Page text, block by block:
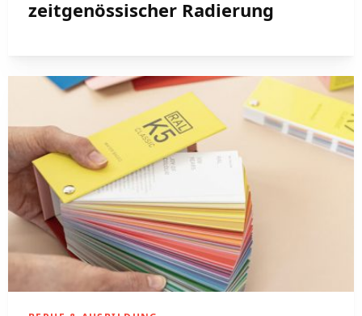
zeitgenössischer Radierung